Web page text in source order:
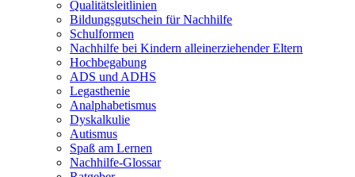
Qualitätsleitlinien
Bildungsgutschein für Nachhilfe
Schulformen
Nachhilfe bei Kindern alleinerziehender Eltern
Hochbegabung
ADS und ADHS
Legasthenie
Analphabetismus
Dyskalkulie
Autismus
Spaß am Lernen
Nachhilfe-Glossar